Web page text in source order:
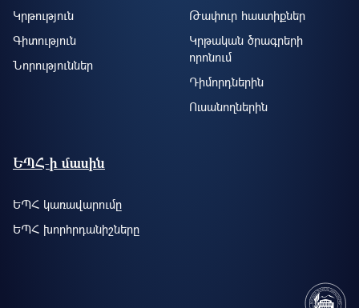
Կրթություն
Գիտություն
Նորություններ
Թափուր հաստիքներ
Կրթական ծրագրերի
որոնում
Դիմորդներին
Ուսանողներին
ԵՊՀ-ի մասին
ԵՊՀ կառավարումը
ԵՊՀ խորհրդանիշները